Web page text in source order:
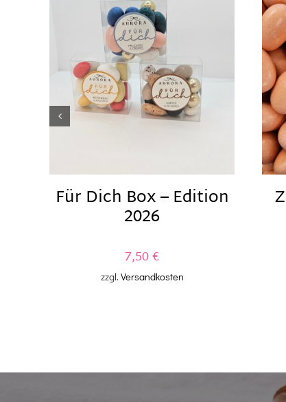
Für Dich Box – Edition
2026
7,50€
zzgl.Versandkosten